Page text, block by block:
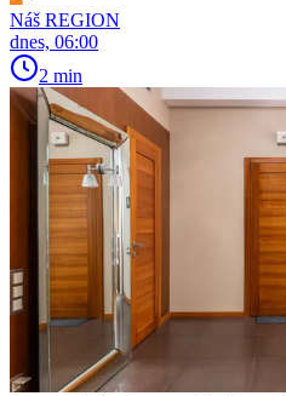
Náš REGION
dnes, 06:00
2 min